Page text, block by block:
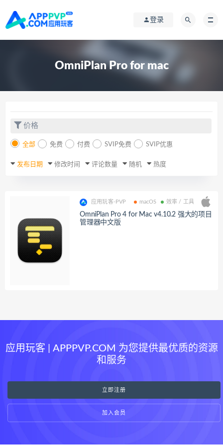
登录
OmniPlan Pro for mac
价格
全部 免费 付费 SVIP免费 SVIP优惠
发布日期 修改时间 评论数量 随机 热度
应用玩客-PVP macOS 效率 / 工具
OmniPlan Pro 4 for Mac v4.10.2 强大的项目
管理器中文版
应用玩客 | APPPVP.COM 为您提供最优质的资源
和服务
立即注册
加入会员